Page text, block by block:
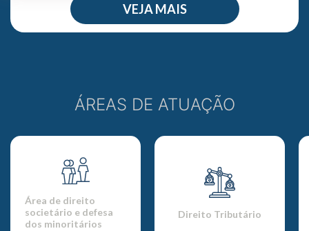
VEJA MAIS
ÁREAS DE ATUAÇÃO
Área de direito
societário e defesa
dos minoritários
Direito Tributário